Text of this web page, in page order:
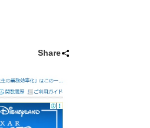
Share